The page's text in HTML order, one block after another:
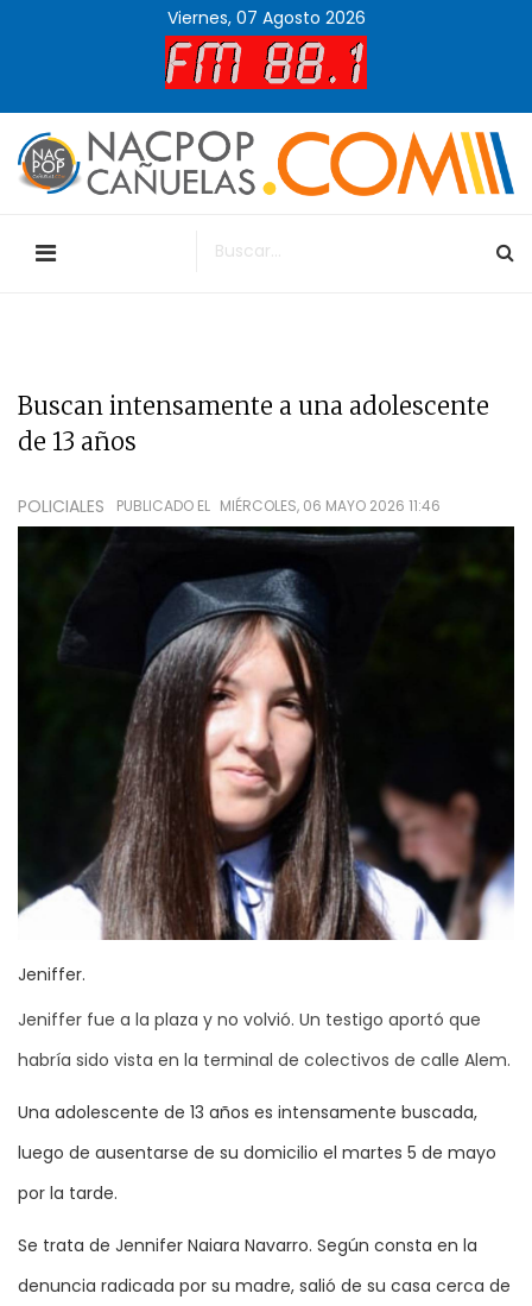
Viernes, 07 Agosto 2026
Buscan intensamente a una adolescente
de 13 años
POLICIALES PUBLICADO EL MIÉRCOLES, 06 MAYO 2026 11:46
Jeniffer.
Jeniffer fue a la plaza y no volvió. Un testigo aportó que
habría sido vista en la terminal de colectivos de calle Alem.
Una adolescente de 13 años es intensamente buscada,
luego de ausentarse de su domicilio el martes 5 de mayo
por la tarde.
Se trata de Jennifer Naiara Navarro. Según consta en la
denuncia radicada por su madre, salió de su casa cerca de